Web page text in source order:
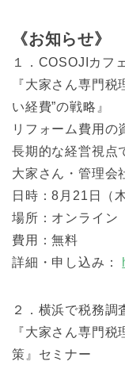
《お知らせ》
１．COSOJIカフ
『大家さん専門
い経費”の戦略』
リフォーム費用の
長期的な経営視点
大家さん・管理会
日時：8月21日（
場所：オンライン
費用：無料
詳細・申し込み：
２．横浜で税務調
『大家さん専門
策』セミナー